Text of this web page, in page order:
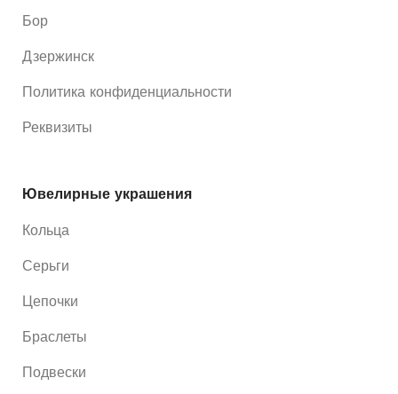
Бор
Дзержинск
Политика конфиденциальности
Реквизиты
Ювелирные украшения
Кольца
Серьги
Цепочки
Браслеты
Подвески